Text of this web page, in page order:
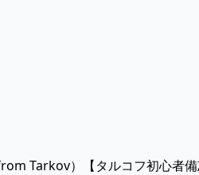
Tarkov）【タルコフ初心者備